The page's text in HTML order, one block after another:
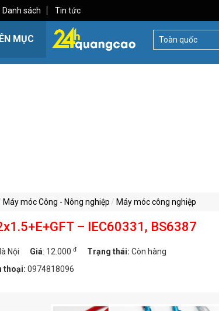
Danh sách Tin tức
MỤC
Máy móc Công - Nông nghiệp Máy móc công nghiệp
– IEC60331, BS6387
Nội Giá: 12.000 đ Trạng thái: Còn hàng
thoại: 0974818096